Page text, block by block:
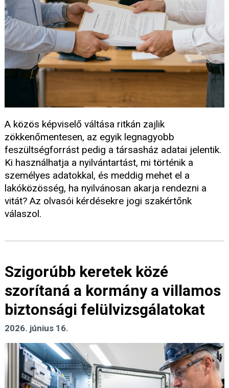
A közös képviselő váltása ritkán zajlik
zökkenőmentesen, az egyik legnagyobb
feszültségforrást pedig a társasház adatai jelentik.
Ki használhatja a nyilvántartást, mi történik a
személyes adatokkal, és meddig mehet el a
lakóközösség, ha nyilvánosan akarja rendezni a
vitát? Az olvasói kérdésekre jogi szakértőnk
válaszol.
Szigorúbb keretek közé
szorítaná a kormány a villamos
biztonsági felülvizsgálatokat
2026. június 16.